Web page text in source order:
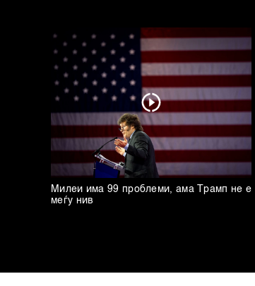
Милеи има 99 проблеми, ама Трамп не е
меѓу нив